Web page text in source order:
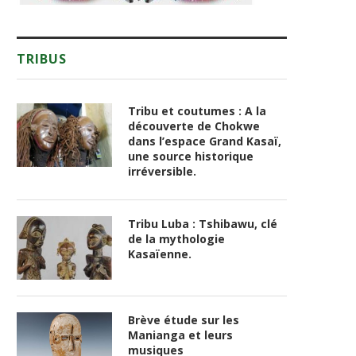
TRIBUS
Tribu et coutumes : A la
découverte de Chokwe
dans l’espace Grand Kasaï,
une source historique
irréversible.
Tribu Luba : Tshibawu, clé
de la mythologie
Kasaïenne.
Brève étude sur les
Manianga et leurs
musiques